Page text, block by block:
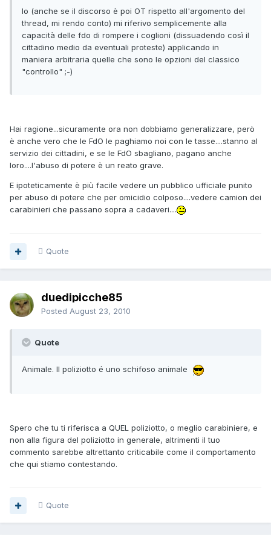
Io (anche se il discorso è poi OT rispetto all'argomento del
thread, mi rendo conto) mi riferivo semplicemente alla
capacità delle fdo di rompere i coglioni (dissuadendo così il
cittadino medio da eventuali proteste) applicando in
maniera arbitraria quelle che sono le opzioni del classico
"controllo" ;-)
Hai ragione...sicuramente ora non dobbiamo generalizzare, però
è anche vero che le FdO le paghiamo noi con le tasse....stanno al
servizio dei cittadini, e se le FdO sbagliano, pagano anche
loro....l'abuso di potere è un reato grave.
E ipoteticamente è più facile vedere un pubblico ufficiale punito
per abuso di potere che per omicidio colposo....vedere camion dei
carabinieri che passano sopra a cadaveri....
Quote
duedipicche85
Posted August 23, 2010
Quote
Animale. Il poliziotto é uno schifoso animale
Spero che tu ti riferisca a QUEL poliziotto, o meglio carabiniere, e
non alla figura del poliziotto in generale, altrimenti il tuo
commento sarebbe altrettanto criticabile come il comportamento
che qui stiamo contestando.
Quote